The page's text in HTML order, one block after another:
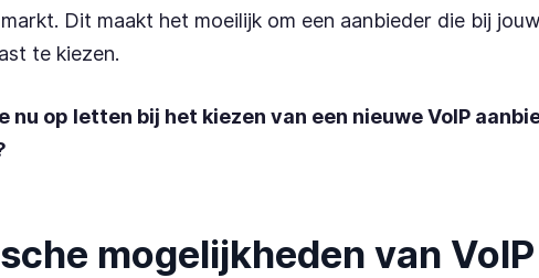
Dit maakt het moeilijk om een aanbieder die bij
te kiezen.
nu op letten bij het kiezen van een nieuwe VoIP
mogelijkheden van VoIP